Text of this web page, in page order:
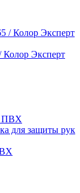
Колор Эксперт
для защиты рук